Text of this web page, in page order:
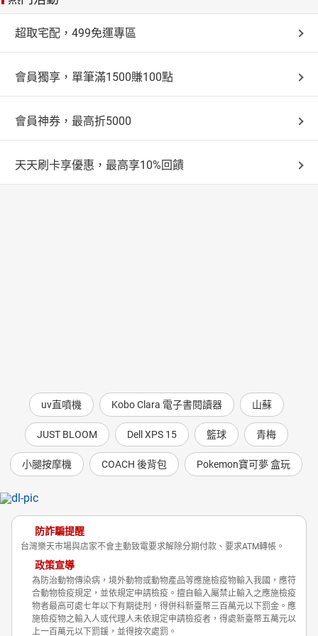
超取宅配，499免運專區
會員獨享，單筆滿1500賺100點
會員神券，最高折5000
天天刷卡享優惠，最高享10%回饋
uv直噴機 Kobo Clara 電子書閱讀器 山蘇
JUST BLOOM Dell XPS 15 籃球 青梅
小腿按摩機 COACH 後背包 Pokemon寶可夢 盒玩
防詐騙提醒
台灣樂天市場與店家不會主動致電要求解除分期付款、要求ATM轉帳。
政策宣導
為防治動物傳染病，境外動物或動物產品等應施檢疫物輸入我國，應符
合動物檢疫規定，並依規定申請檢疫。擅自輸入屬禁止輸入之應施檢疫
物者最高可處七年以下有期徒刑，得併科新臺幣三百萬元以下罰金。應
施檢疫物之輸入人或代理人未依規定申請檢疫者，得處新臺幣五萬元以
上一百萬元以下罰鍰，並得按次處罰。